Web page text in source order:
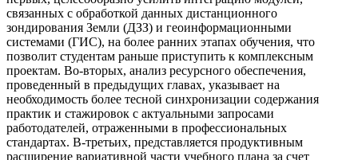
связанных с обработкой данных дистанционного
зондирования Земли (ДЗЗ) и геоинформационными
системами (ГИС), на более ранних этапах обучения, что
позволит студентам раньше приступить к комплексным
проектам. Во-вторых, анализ ресурсного обеспечения,
проведенный в предыдущих главах, указывает на
необходимость более тесной синхронизации содержания
практик и стажировок с актуальными запросами
работодателей, отраженными в профессиональных
стандартах. В-третьих, представляется продуктивным
расширение вариативной части учебного плана за счет